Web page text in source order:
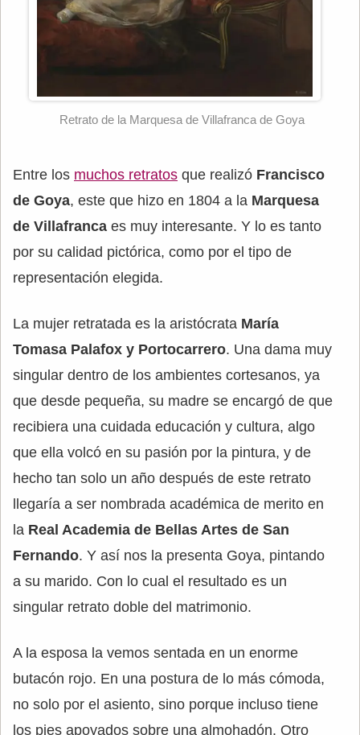
Retrato de la Marquesa de Villafranca de Goya
Entre los muchos retratos que realizó Francisco
de Goya, este que hizo en 1804 a la Marquesa
de Villafranca es muy interesante. Y lo es tanto
por su calidad pictórica, como por el tipo de
representación elegida.
La mujer retratada es la aristócrata María
Tomasa Palafox y Portocarrero. Una dama muy
singular dentro de los ambientes cortesanos, ya
que desde pequeña, su madre se encargó de que
recibiera una cuidada educación y cultura, algo
que ella volcó en su pasión por la pintura, y de
hecho tan solo un año después de este retrato
llegaría a ser nombrada académica de merito en
la Real Academia de Bellas Artes de San
Fernando. Y así nos la presenta Goya, pintando
a su marido. Con lo cual el resultado es un
singular retrato doble del matrimonio.
A la esposa la vemos sentada en un enorme
butacón rojo. En una postura de lo más cómoda,
no solo por el asiento, sino porque incluso tiene
los pies apoyados sobre una almohadón. Otro